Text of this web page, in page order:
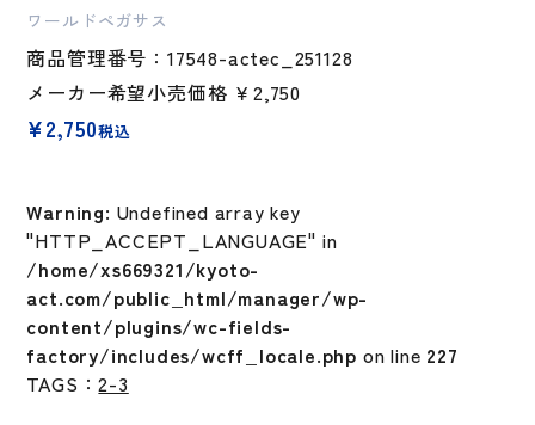
ワールドペガサス
商品管理番号：17548-actec_251128
メーカー希望小売価格 ￥2,750
¥2,750税込
Warning: Undefined array key
"HTTP_ACCEPT_LANGUAGE" in
/home/xs669321/kyoto-
act.com/public_html/manager/wp-
content/plugins/wc-fields-
factory/includes/wcff_locale.php on line 227
TAGS：2-3